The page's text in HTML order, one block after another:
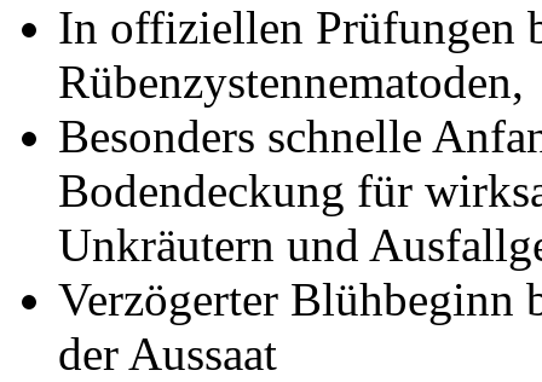
In offiziellen Prüfungen
Besonders schnelle
Bodendeckung für
Unkräutern und
Verzögerter Blühbeginn
der Aussaat